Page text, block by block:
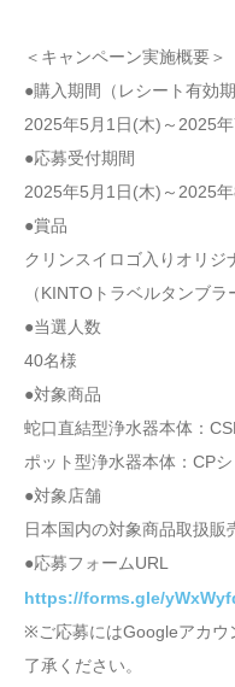
＜キャンペーン実施概要＞
●購入期間（レシート有効期
2025年5月1日(木)～2025
●応募受付期間
2025年5月1日(木)～2025
●賞品
クリンスイロゴ入りオリジ
（KINTOトラベルタンブ
●当選人数
40名様
●対象商品
蛇口直結型浄水器本体：
ポット型浄水器本体：CP
●対象店舗
日本国内の対象商品取扱販
●応募フォームURL
https://forms.gle/
※ご応募にはGoogleアカウ
了承ください。